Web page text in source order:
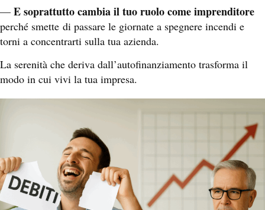
— E soprattutto cambia il tuo ruolo come imprenditore
perché smette di passare le giornate a spegnere incendi e
torni a concentrarti sulla tua azienda.
La serenità che deriva dall’autofinanziamento trasforma il
modo in cui vivi la tua impresa.